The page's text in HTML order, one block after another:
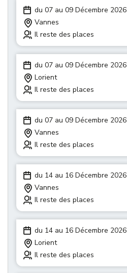
du 07 au 09 Décembre 2026
Vannes
Il reste des places
du 07 au 09 Décembre 2026
Lorient
Il reste des places
du 07 au 09 Décembre 2026
Vannes
Il reste des places
du 14 au 16 Décembre 2026
Vannes
Il reste des places
du 14 au 16 Décembre 2026
Lorient
Il reste des places